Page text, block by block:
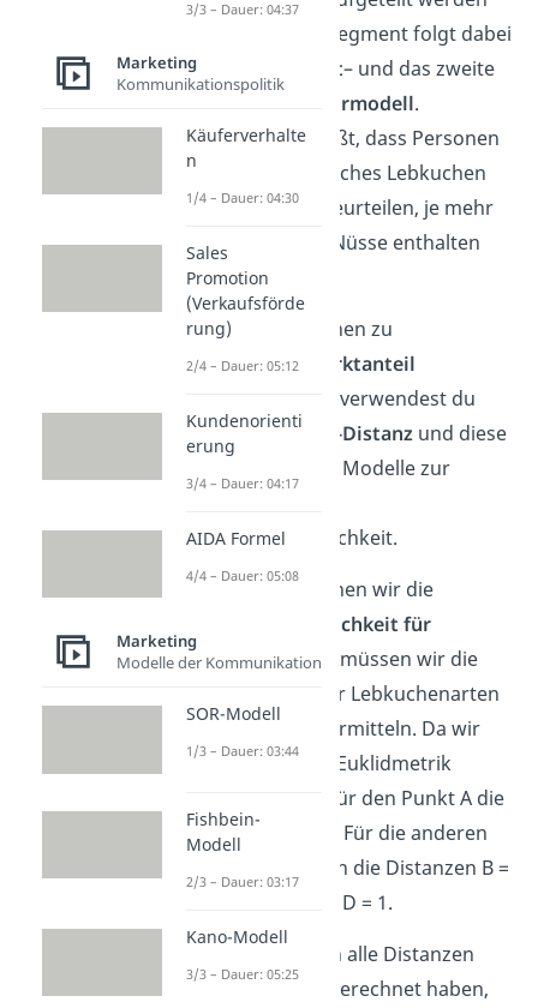
kann. Das erste Segment folgt dabei
einem
Idealpunkt– und das zweite
Idealvektormodell.
Vektormodell heißt, dass Personen
des zweiten Bereiches Lebkuchen
umso positiver beurteilen, je mehr
Schokolade und Nüsse enthalten
sind.
Nun willst du deinen zu
erwartenden Marktanteil
. Dazu verwendest du
erneut dieEuklid-Distanzund diese
probabilistischen Modelle zur
Kaufwahrscheinlichkeit.
Zunächst berechnen wir die
Kaufwahrscheinlichkeit für
Segment 1. Dazu müssen wir die
Distanzen der vier Lebkuchenarten
zum Idealpunkt ermitteln. Da wir
erneut von einer Euklidmetrik
ausgehen, sieht für den Punkt A die
Distanz so aus: … Für die anderen
drei Punkte lauten die Distanzen B =
1,41, C = 1,12 und D = 1.
Nachdem wir nun alle Distanzen
zum Idealpunkt berechnet haben,
3/3 – Dauer: 04:37
Marketing
Kommunikationspolitik
Käuferverhalte
n
1/4 – Dauer: 04:30
Sales
Promotion
(Verkaufsförde
rung)
2/4 – Dauer: 05:12
Kundenorienti
erung
3/4 – Dauer: 04:17
AIDA Formel
4/4 – Dauer: 05:08
Marketing
Modelle der Kommunikation
SOR-Modell
1/3 – Dauer: 03:44
Fishbein-
Modell
2/3 – Dauer: 03:17
Kano-Modell
3/3 – Dauer: 05:25